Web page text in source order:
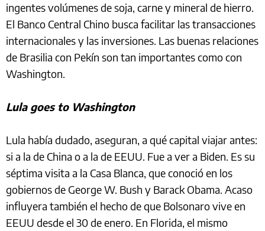
ingentes volúmenes de soja, carne y mineral de hierro.
El Banco Central Chino busca facilitar las transacciones
internacionales y las inversiones. Las buenas relaciones
de Brasilia con Pekín son tan importantes como con
Washington.
Lula goes to Washington
Lula había dudado, aseguran, a qué capital viajar antes:
si a la de China o a la de EEUU. Fue a ver a Biden. Es su
séptima visita a la Casa Blanca, que conoció en los
gobiernos de George W. Bush y Barack Obama. Acaso
influyera también el hecho de que Bolsonaro vive en
EEUU desde el 30 de enero. En Florida, el mismo